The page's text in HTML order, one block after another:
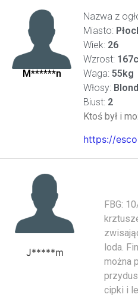
M******n
Nazwa z
Miasto:
Wiek: 26
Wzrost:
Waga: 55kg
Włosy: Blond
Biust: 2
Ktoś był i
https://
J*****m
FBG:
loda.
można
cipki i